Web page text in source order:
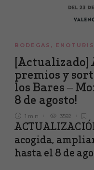
BODEGAS ,
[Actualizado]
premios y
los Bares –
8 de agosto!
1 min 3592
acogida,
hasta el 8 de